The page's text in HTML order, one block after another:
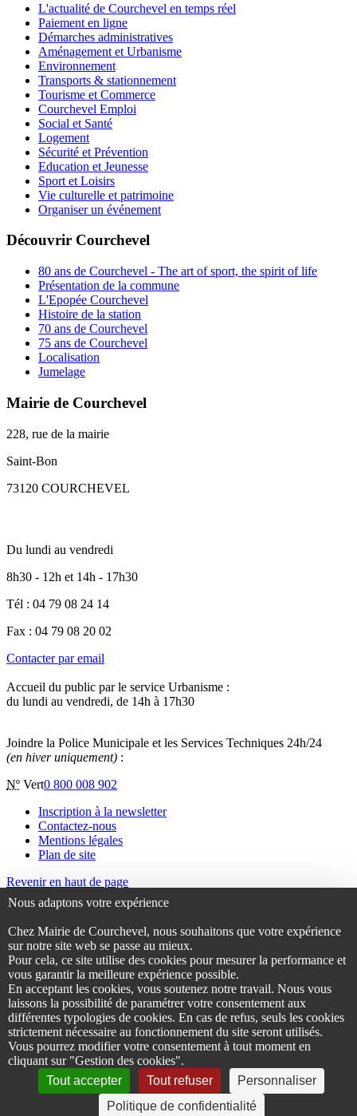
Nous adaptons votre expérience
Chez Mairie de Courchevel, nous souhaitons que votre expérience
sur notre site web se passe au mieux.
Pour cela, ce site utilise des cookies pour mesurer la performance et
vous garantir la meilleure expérience possible.
En acceptant les cookies, vous soutenez notre travail. Nous vous
laissons la possibilité de paramétrer votre consentement aux
différentes typologies de cookies. En cas de refus, seuls les cookies
strictement nécessaire au fonctionnement du site seront utilisés.
Vous pourrez modifier votre consentement à tout moment en
cliquant sur "Gestion des cookies".
Tout accepter
Tout refuser
Personnaliser
Politique de confidentialité
L'actualité de Courchevel en temps réel
Paiement en ligne
Démarches administratives
Aménagement et Urbanisme
Environnement
Transports & stationnement
Tourisme et Commerce
Courchevel Emploi
Social et Santé
Logement
Sécurité et Prévention
Education et Jeunesse
Sport et Loisirs
Vie culturelle et patrimoine
Organiser un événement
Découvrir Courchevel
80 ans de Courchevel - The art of sport, the spirit of life
Présentation de la commune
L'Epopée Courchevel
Histoire de la station
70 ans de Courchevel
75 ans de Courchevel
Localisation
Jumelage
Mairie de Courchevel
228, rue de la mairie
Saint-Bon
73120 COURCHEVEL
Du lundi au vendredi
8h30 - 12h et 14h - 17h30
Tél : 04 79 08 24 14
Fax : 04 79 08 20 02
Contacter par email
Accueil du public par le service Urbanisme :
du lundi au vendredi, de 14h à 17h30
Joindre la Police Municipale et les Services Techniques 24h/24
(en hiver uniquement) :
Nº Vert0 800 008 902
Inscription à la newsletter
Contactez-nous
Mentions légales
Plan de site
Revenir en haut de page